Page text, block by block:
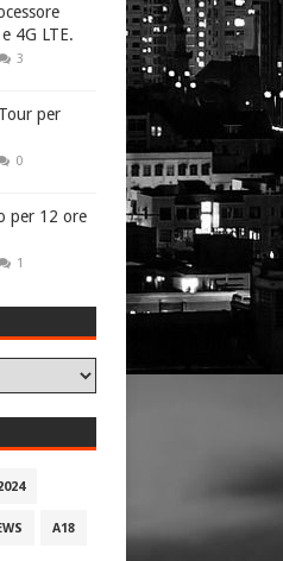
4G LTE.
3
per
0
per 12 ore
1
A18